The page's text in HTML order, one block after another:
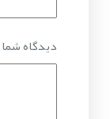
دیدگاه شما